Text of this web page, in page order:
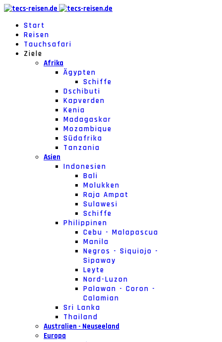
Start
Reisen
Tauchsafari
Ziele
Afrika
Ägypten
Schiffe
Dschibuti
Kapverden
Kenia
Madagaskar
Mozambique
Südafrika
Tanzania
Asien
Indonesien
Bali
Molukken
Raja Ampat
Sulawesi
Schiffe
Philippinen
Cebu - Malapascua
Manila
Negros - Siquiojo -
Sipaway
Leyte
Nord-Luzon
Palawan - Coron -
Calamian
Sri Lanka
Thailand
Australien - Neuseeland
Europa